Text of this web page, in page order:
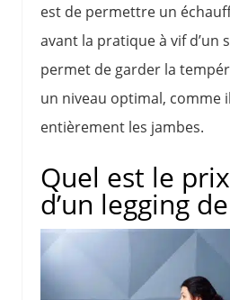
est de permettre un
avant la pratique à vif d’un
permet de garder la
un niveau optimal, comme
entièrement les jambes.
Quel est le
d’un legging